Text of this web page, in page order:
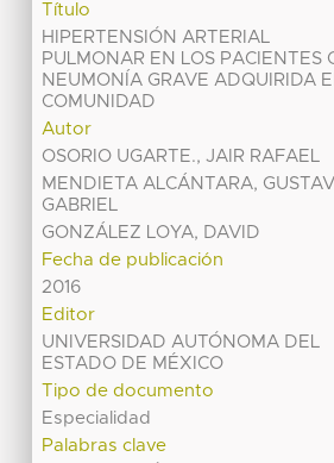
Título
HIPERTENSIÓN ARTERIAL
PULMONAR EN LOS PACIENTES
NEUMONÍA GRAVE ADQUIRIDA
COMUNIDAD
Autor
OSORIO UGARTE., JAIR RAFAEL
MENDIETA ALCÁNTARA,
GABRIEL
GONZÁLEZ LOYA, DAVID
Fecha de publicación
2016
Editor
UNIVERSIDAD AUTÓNOMA DEL
ESTADO DE MÉXICO
Tipo de documento
Especialidad
Palabras clave